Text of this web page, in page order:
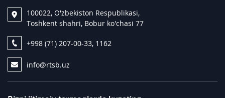
100022, O'zbekiston Respublikasi,
Toshkent shahri, Bobur ko'chasi 77
+998 (71) 207-00-33, 1162
info@rtsb.uz